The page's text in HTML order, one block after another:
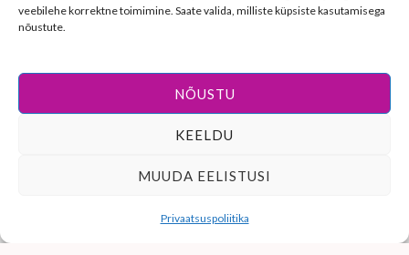
veebilehe korrektne toimimine. Saate valida, milliste küpsiste kasutamisega
nõustute.
NÕUSTU
KEELDU
MUUDA EELISTUSI
Privaatsuspoliitika
Veebilehe on loonudMariNet veebilahendused